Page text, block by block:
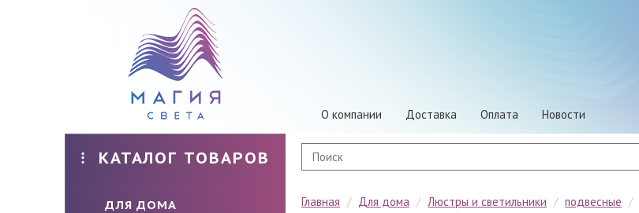
О компании Доставка Оплата Новости
КАТАЛОГ ТОВАРОВ
ДЛЯ ДОМА Главная / Для дома / Люстры и светильники / подвесные /